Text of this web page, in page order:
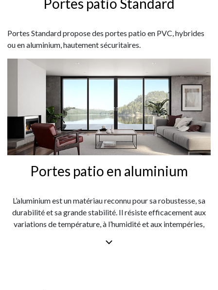
Portes patio Standard
Portes Standard propose des portes patio en PVC, hybrides
ou en aluminium, hautement sécuritaires.
Portes patio en aluminium
L’aluminium est un matériau reconnu pour sa robustesse, sa
durabilité et sa grande stabilité. Il résiste efficacement aux
variations de température, à l’humidité et aux intempéries,
ses cadres, il permet également de maximiser la surface